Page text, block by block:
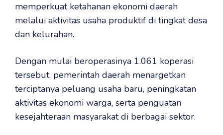
memperkuat ketahanan ekonomi daerah
melalui aktivitas usaha produktif di tingkat desa
dan kelurahan.
Dengan mulai beroperasinya 1.061 koperasi
tersebut, pemerintah daerah menargetkan
terciptanya peluang usaha baru, peningkatan
aktivitas ekonomi warga, serta penguatan
kesejahteraan masyarakat di berbagai sektor.